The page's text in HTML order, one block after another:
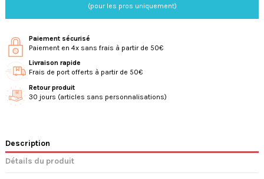
(pour les pros uniquement)
Paiement sécurisé
Paiement en 4x sans frais à partir de 50€
Livraison rapide
Frais de port offerts à partir de 50€
Retour produit
30 jours (articles sans personnalisations)
Description
Détails du produit